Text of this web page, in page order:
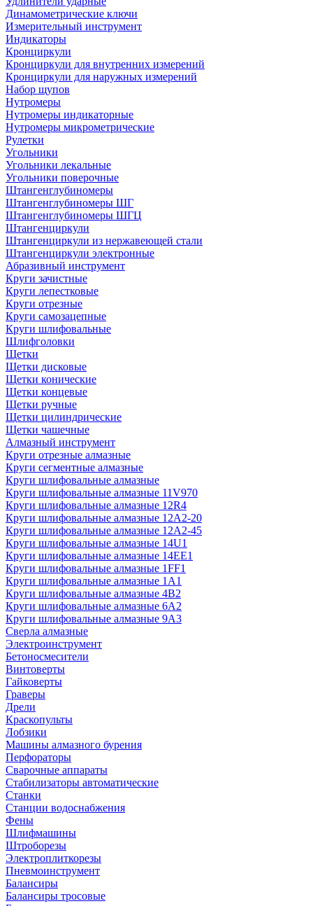
Динамометрические ключи
Измерительный инструмент
Индикаторы
Кронциркули
Кронциркули для внутренних измерений
Кронциркули для наружных измерений
Набор щупов
Нутромеры
Нутромеры индикаторные
Нутромеры микрометрические
Рулетки
Угольники
Угольники лекальные
Угольники поверочные
Штангенглубиномеры
Штангенглубиномеры ШГ
Штангенглубиномеры ШГЦ
Штангенциркули
Штангенциркули из нержавеющей стали
Штангенциркули электронные
Абразивный инструмент
Круги зачистные
Круги лепестковые
Круги отрезные
Круги самозацепные
Круги шлифовальные
Шлифголовки
Щетки
Щетки дисковые
Щетки конические
Щетки концевые
Щетки ручные
Щетки цилиндрические
Щетки чашечные
Алмазный инструмент
Круги отрезные алмазные
Круги сегментные алмазные
Круги шлифовальные алмазные
Круги шлифовальные алмазные 11V970
Круги шлифовальные алмазные 12R4
Круги шлифовальные алмазные 12А2-20
Круги шлифовальные алмазные 12А2-45
Круги шлифовальные алмазные 14U1
Круги шлифовальные алмазные 14ЕЕ1
Круги шлифовальные алмазные 1FF1
Круги шлифовальные алмазные 1А1
Круги шлифовальные алмазные 4В2
Круги шлифовальные алмазные 6A2
Круги шлифовальные алмазные 9А3
Сверла алмазные
Электроинструмент
Бетоносмесители
Винтоверты
Гайковерты
Граверы
Дрели
Краскопульты
Лобзики
Машины алмазного бурения
Перфораторы
Сварочные аппараты
Стабилизаторы автоматические
Станки
Станции водоснабжения
Фены
Шлифмашины
Штроборезы
Электроплиткорезы
Пневмоинструмент
Балансиры
Балансиры тросовые